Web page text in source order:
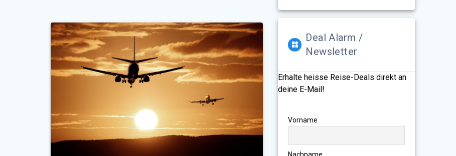
Deal Alarm /
Newsletter
Erhalte heisse Reise-Deals direkt an
deine E-Mail!
Vorname